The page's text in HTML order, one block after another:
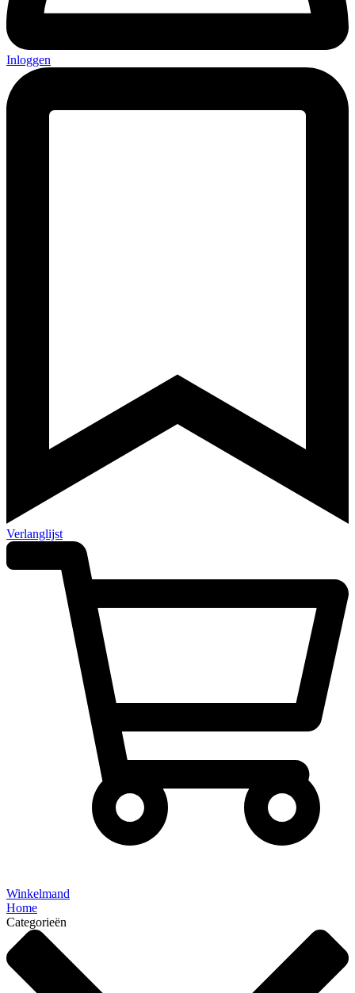
Inloggen
Verlanglijst
Winkelmand
Home
Categorieën